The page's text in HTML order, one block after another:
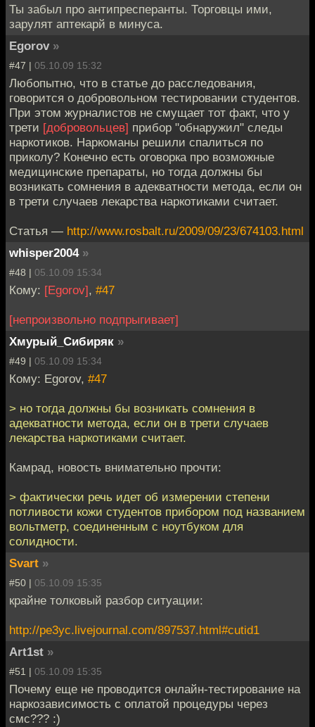
Ты забыл про антипресперанты. Торговцы ими,
зарулят аптекарй в минуса.
Egorov »
#47 | 05.10.09 15:32
Любопытно, что в статье до расследования,
говорится о добровольном тестировании студентов.
При этом журналистов не смущает тот факт, что у
трети [добровольцев] прибор "обнаружил" следы
наркотиков. Наркоманы решили спалиться по
приколу? Конечно есть оговорка про возможные
медицинские препараты, но тогда должны бы
возникать сомнения в адекватности метода, если он
в трети случаев лекарства наркотиками считает.
Статья — http://www.rosbalt.ru/2009/09/23/674103.html
whisper2004 »
#48 | 05.10.09 15:34
Кому: [Egorov], #47
[непроизвольно подпрыгивает]
Хмурый_Сибиряк »
#49 | 05.10.09 15:34
Кому: Egorov, #47
> но тогда должны бы возникать сомнения в
адекватности метода, если он в трети случаев
лекарства наркотиками считает.
Камрад, новость внимательно прочти:
> фактически речь идет об измерении степени
потливости кожи студентов прибором под названием
вольтметр, соединенным с ноутбуком для
солидности.
Svart »
#50 | 05.10.09 15:35
крайне толковый разбор ситуации:
http://pe3yc.livejournal.com/897537.html#cutid1
Art1st »
#51 | 05.10.09 15:35
Почему еще не проводится онлайн-тестирование на
наркозависимость с оплатой процедуры через
смс??? :)